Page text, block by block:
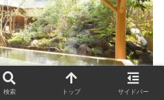
検索 トップ サイドバー